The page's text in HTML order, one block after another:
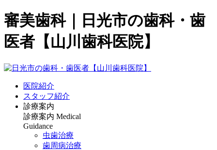
審美歯科｜日光市の歯科・歯
医者【山川歯科医院】
医院紹介
スタッフ紹介
診療案内
診療案内 Medical
Guidance
虫歯治療
歯周病治療